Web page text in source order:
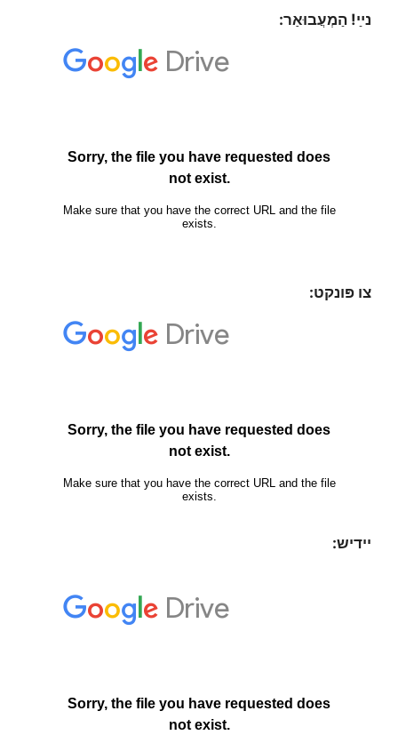
נײַ! הַמְעֲבוּאַר:
צו פּונקט:
יידיש: